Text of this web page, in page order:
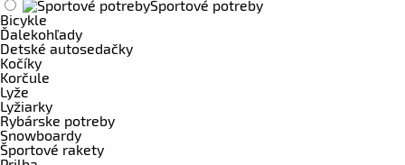
Športové potreby
Bicykle
Ďalekohľady
Detské autosedačky
Kočíky
Korčule
Lyže
Lyžiarky
Rybárske potreby
Snowboardy
Športové rakety